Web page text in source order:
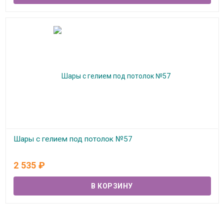
Шары с гелием под потолок №57
2 535 ₽